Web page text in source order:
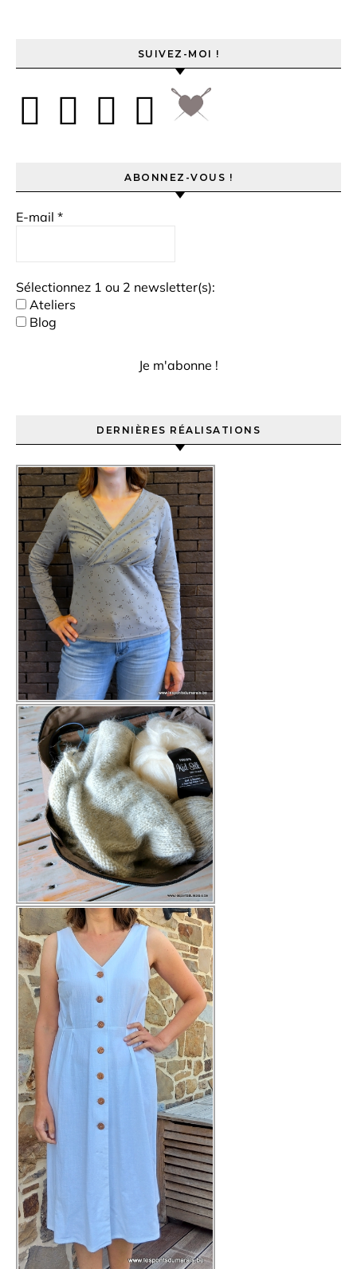
SUIVEZ-MOI !
ABONNEZ-VOUS !
E-mail *
Sélectionnez 1 ou 2 newsletter(s):
Ateliers
Blog
DERNIÈRES RÉALISATIONS